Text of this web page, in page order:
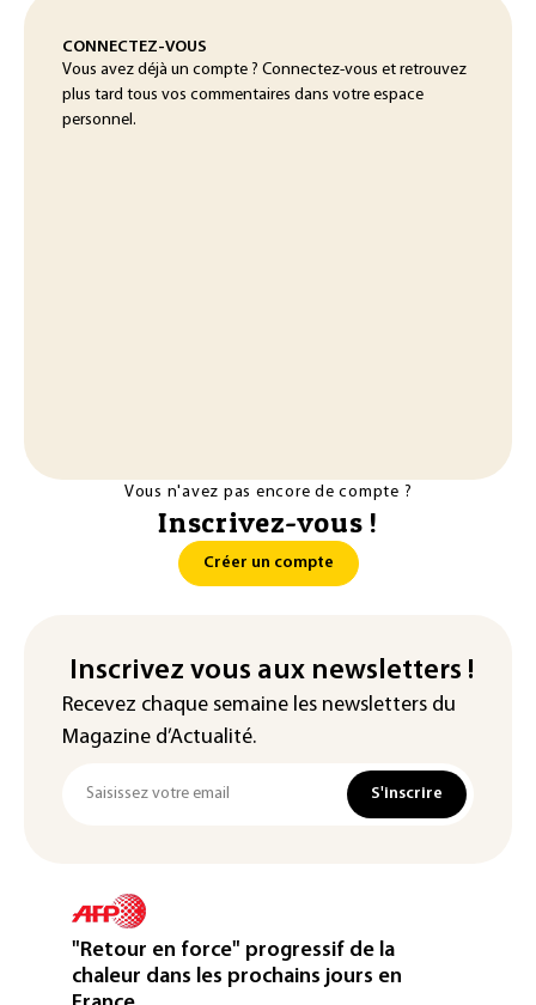
CONNECTEZ-VOUS
Vous avez déjà un compte ? Connectez-vous et retrouvez
plus tard tous vos commentaires dans votre espace
personnel.
Vous n'avez pas encore de compte ?
Inscrivez-vous !
Créer un compte
Inscrivez vous aux newsletters !
Recevez chaque semaine les newsletters du
Magazine d’Actualité.
S'inscrire
"Retour en force" progressif de la
chaleur dans les prochains jours en